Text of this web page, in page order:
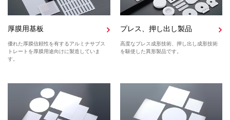
厚膜用基板
優れた厚膜信頼性を有するアルミナサブス
トレートを厚膜用途向けに製造していま
す。
プレス、押し出し製品
高度なプレス成形技術、押し出し成形技術
を駆使した異形製品です。